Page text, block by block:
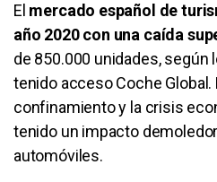
El mercado español de
año 2020 con una caída
de 850.000 unidades, según
tenido acceso Coche Global.
confinamiento y la crisis
tenido un impacto
automóviles.